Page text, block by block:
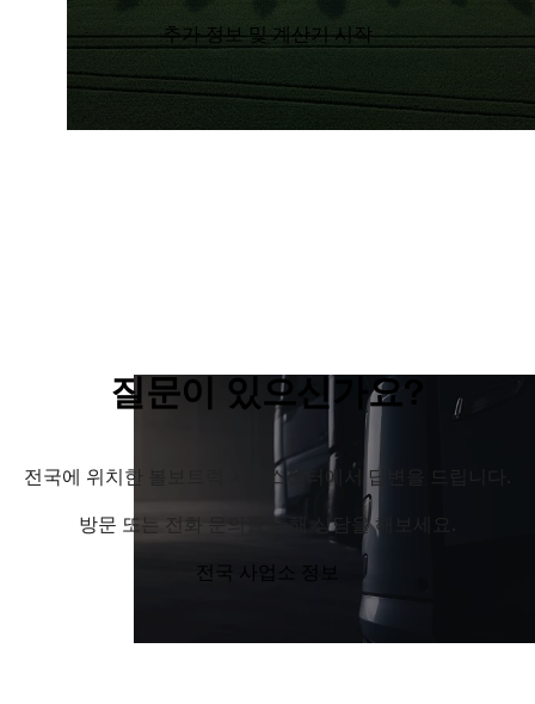
추가 정보 및 계산기 시작
질문이 있으신가요?
전국에 위치한 볼보트럭 서비스센터에서 답변을 드립니다.
방문 또는 전화 문의를 통해 상담을 해보세요.
전국 사업소 정보